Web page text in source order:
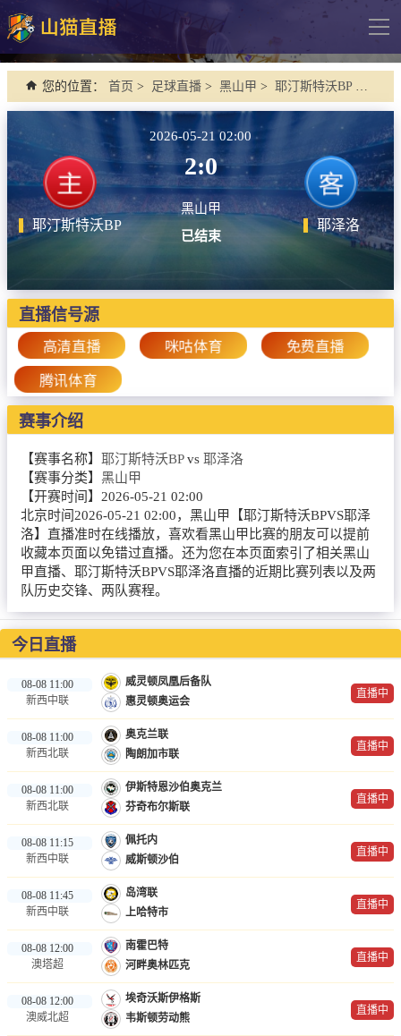
导
网站首页
德甲
法甲
西甲
欧冠杯
中超
篮球直播
NBA
CBA
录像
足球录像
篮球录像
新闻
足球新闻
篮球新闻
体育词条
您的位置： 首页 > 足球直播 > 黑山甲 > 耶汀斯特沃BP VS 耶泽洛
耶汀斯特沃BP
2026-05-21 02:00
2:0
黑山甲
已结束
耶泽洛
直播信号源
高清直播 咪咕体育 免费直播
腾讯体育
赛事介绍
【赛事名称】 耶汀斯特沃BPvs 耶泽洛
【赛事分类】 黑山甲
【开赛时间】 2026-05-21 02:00
北京时间2026-05-21 02:00，黑山甲【耶汀斯特沃BPVS耶泽
洛】直播准时在线播放，喜欢看黑山甲比赛的朋友可以提前
收藏本页面以免错过直播。还为您在本页面索引了相关黑山
甲直播、耶汀斯特沃BPVS耶泽洛直播的近期比赛列表以及两
队历史交锋、两队赛程。
今日直播
08-08 11:00
新西中联
威灵顿凤凰后备队
惠灵顿奥运会
直播中
08-08 11:00
新西北联
奥克兰联
陶朗加市联
直播中
08-08 11:00
新西北联
伊斯特恩沙伯奥克兰
芬奇布尔斯联
直播中
08-08 11:15
新西中联
佩托内
威斯顿沙伯
直播中
08-08 11:45
新西中联
岛湾联
上哈特市
直播中
08-08 12:00
澳塔超
南霍巴特
河畔奥林匹克
直播中
08-08 12:00
澳威北超
埃奇沃斯伊格斯
韦斯顿劳动熊
直播中